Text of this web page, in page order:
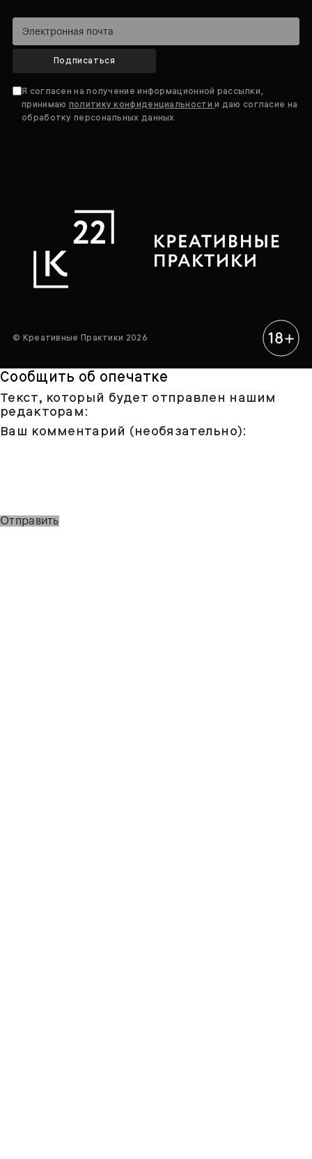
Подписаться
Я согласен на получение информационной рассылки,
принимаю политику конфиденциальностии даю согласие на
обработку персональных данных
© Креативные Практики 2026
Сообщить об опечатке
Текст, который будет отправлен нашим
редакторам:
Ваш комментарий (необязательно):
Отправить